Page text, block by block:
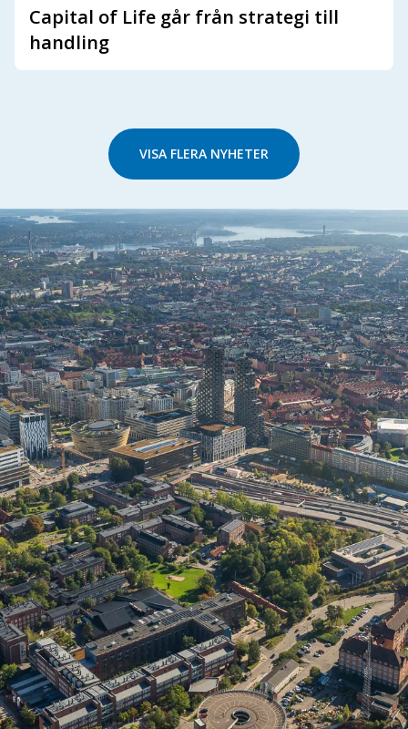
Capital of Life går från strategi till
handling
VISA FLERA NYHETER